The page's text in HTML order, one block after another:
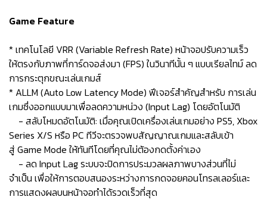
Game Feature
* เทคโนโลยี VRR (Variable Refresh Rate) หน้าจอปรับความเร็ว
ให้ตรงกับภาพที่การ์ดจอส่งมา (FPS) ในวินาทีนั้น ๆ แบบเรียลไทม์ ลด
การกระตุกขณะเล่นเกมส์
* ALLM (Auto Low Latency Mode) ฟีเจอร์สำคัญสำหรับ การเล่น
เกมซึ่งออกแบบมาเพื่อลดความหน่วง (Input Lag) โดยอัตโนมัติ
- สลับโหมดอัตโนมัติ: เมื่อคุณเปิดเครื่องเล่นเกมอย่าง PS5, Xbox
Series X/S หรือ PC ทีวีจะตรวจพบสัญญาณเกมและสลับเข้า
สู่ Game Mode ให้ทันทีโดยที่คุณไม่ต้องกดตั้งค่าเอง
- ลด Input Lag ระบบจะปิดการประมวลผลภาพบางส่วนที่ไม่
จำเป็น เพื่อให้การตอบสนองระหว่างการกดจอยคอนโทรลเลอร์และ
การแสดงผลบนหน้าจอทำได้รวดเร็วที่สุด